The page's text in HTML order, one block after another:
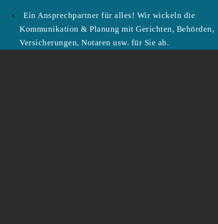
Ein Ansprechpartner für alles! Wir wickeln die
Kommunikation & Planung mit Gerichten, Behörden,
Versicherungen, Notaren usw. für Sie ab.